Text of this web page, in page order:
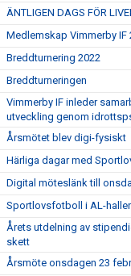
ÄNTLIGEN DAGS FÖR
Medlemskap Vimmerby IF
Breddturnering 2022
Breddturneringen
Vimmerby IF inleder
utveckling genom
Årsmötet blev digi-fysiskt
Härliga dagar med
Digital möteslänk till
Sportlovsfotboll i AL-
Årets utdelning av
skett
Årsmöte onsdagen 23